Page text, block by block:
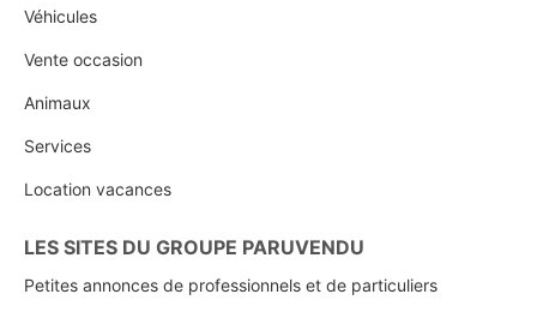
Véhicules
Vente occasion
Animaux
Services
Location vacances
LES SITES DU GROUPE PARUVENDU
Petites annonces de professionnels et de particuliers